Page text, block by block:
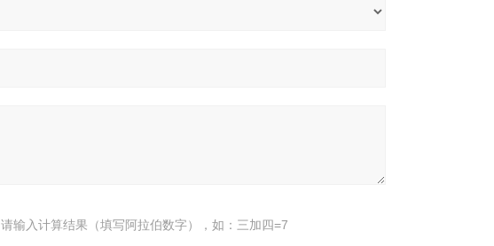
请输入计算结果（填写阿拉伯数字），如：三加四=7